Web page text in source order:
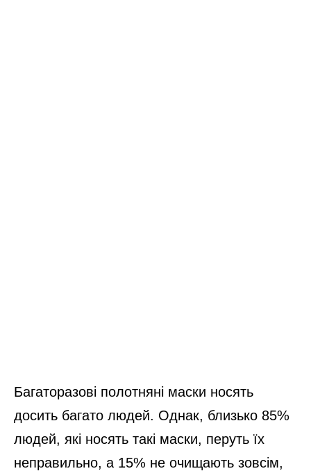
Багаторазові полотняні маски носять
досить багато людей. Однак, близько 85%
людей, які носять такі маски, перуть їх
неправильно, а 15% не очищають зовсім,